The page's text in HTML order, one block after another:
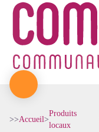
>>Accueil>
Produits
locaux